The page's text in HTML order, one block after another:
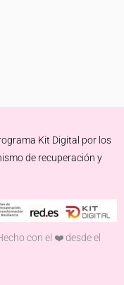
Kit Digital por los
de recuperación y
con el ❤️ desde el